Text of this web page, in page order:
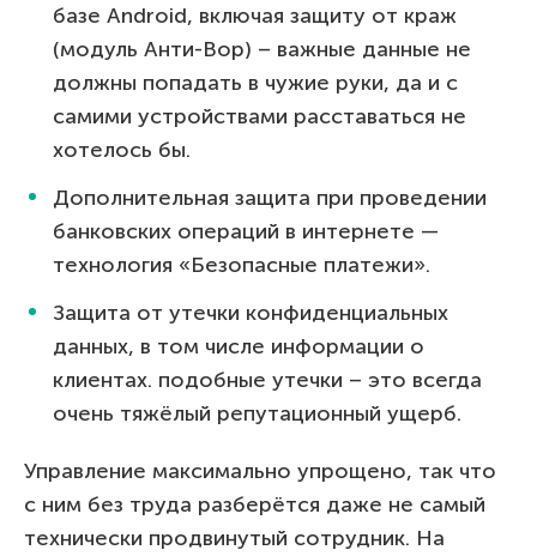
базе Android, включая защиту от краж
(модуль Анти-Вор) – важные данные не
должны попадать в чужие руки, да и с
самими устройствами расставаться не
хотелось бы.
Дополнительная защита при проведении
банковских операций в интернете —
технология «Безопасные платежи».
Защита от утечки конфиденциальных
данных, в том числе информации о
клиентах. подобные утечки – это всегда
очень тяжёлый репутационный ущерб.
Управление максимально упрощено, так что
с ним без труда разберётся даже не самый
технически продвинутый сотрудник. На